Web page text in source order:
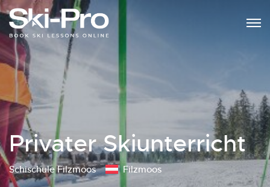
Privater Skiunterricht
Schischule Filzmoos Filzmoos